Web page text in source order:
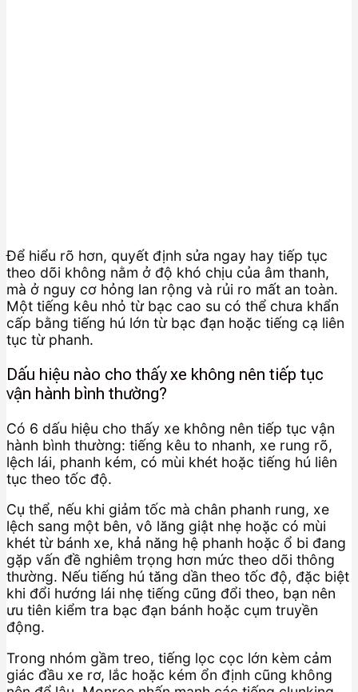
Để hiểu rõ hơn, quyết định sửa ngay hay tiếp tục
theo dõi không nằm ở độ khó chịu của âm thanh,
mà ở nguy cơ hỏng lan rộng và rủi ro mất an toàn.
Một tiếng kêu nhỏ từ bạc cao su có thể chưa khẩn
cấp bằng tiếng hú lớn từ bạc đạn hoặc tiếng cạ liên
tục từ phanh.
Dấu hiệu nào cho thấy xe không nên tiếp tục
vận hành bình thường?
Có 6 dấu hiệu cho thấy xe không nên tiếp tục vận
hành bình thường: tiếng kêu to nhanh, xe rung rõ,
lệch lái, phanh kém, có mùi khét hoặc tiếng hú liên
tục theo tốc độ.
Cụ thể, nếu khi giảm tốc mà chân phanh rung, xe
lệch sang một bên, vô lăng giật nhẹ hoặc có mùi
khét từ bánh xe, khả năng hệ phanh hoặc ổ bi đang
gặp vấn đề nghiêm trọng hơn mức theo dõi thông
thường. Nếu tiếng hú tăng dần theo tốc độ, đặc biệt
khi đổi hướng lái nhẹ tiếng cũng đổi theo, bạn nên
ưu tiên kiểm tra bạc đạn bánh hoặc cụm truyền
động.
Trong nhóm gầm treo, tiếng lọc cọc lớn kèm cảm
giác đầu xe rơ, lắc hoặc kém ổn định cũng không